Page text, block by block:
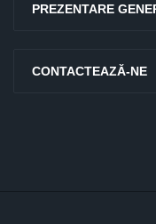
PREZENTARE
CONTACTEAZĂ-NE